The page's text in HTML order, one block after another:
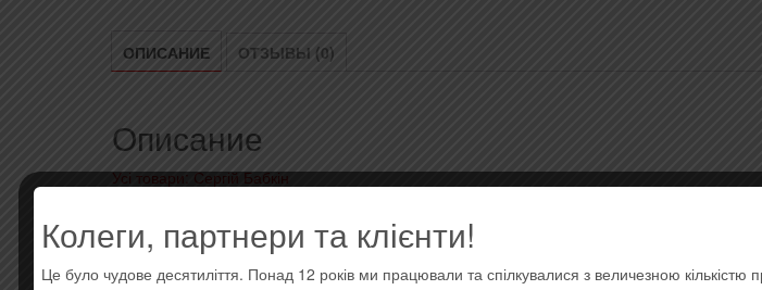
ОПИСАНИЕ ОТЗЫВЫ (0)
Описание
Усі товари: Сергій Бабкін
Side A
A1 Висота
Колеги, партнери та клієнти!
Це було чудове десятиліття. Понад 12 років ми працювали та спілкувалися з величезною